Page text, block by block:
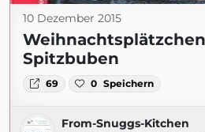
10 Dezember 2015
Spitzbuben
69 0 Speichern
From-Snuggs-Kitchen